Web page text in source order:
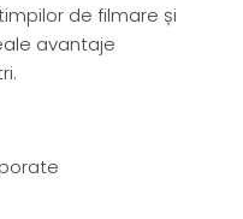
de filmare și
avantaje